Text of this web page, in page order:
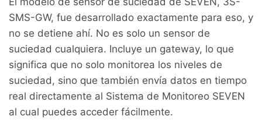
SMS-GW, fue desarrollado exactamente para eso, y
no se detiene ahí. No es solo un sensor de
suciedad cualquiera. Incluye un gateway, lo que
significa que no solo monitorea los niveles de
suciedad, sino que también envía datos en tiempo
real directamente al Sistema de Monitoreo SEVEN
al cual puedes acceder fácilmente.